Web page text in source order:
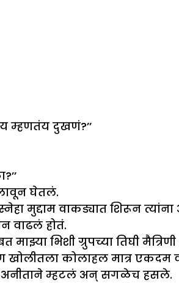
म्हणतंय दुखणं?’’
घेतलं.
मुद्दाम वाकड्यात शिरून
वाढलं होतं.
भिशी ग्रुपच्या तिघी
खोलीतला कोलाहल मात्र एकदम
अनीताने म्हटलं अन् सगळेच हसले.